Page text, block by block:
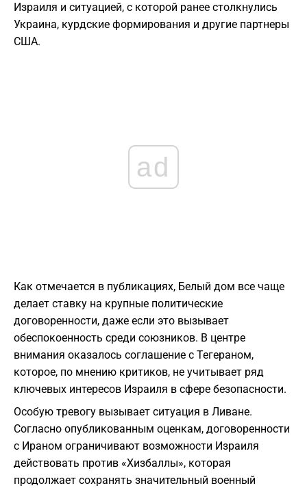
Израиля и ситуацией, с которой ранее столкнулись
Украина, курдские формирования и другие партнеры
США.
ad
Как отмечается в публикациях, Белый дом все чаще
делает ставку на крупные политические
договоренности, даже если это вызывает
обеспокоенность среди союзников. В центре
внимания оказалось соглашение с Тегераном,
которое, по мнению критиков, не учитывает ряд
ключевых интересов Израиля в сфере безопасности.
Особую тревогу вызывает ситуация в Ливане.
Согласно опубликованным оценкам, договоренности
с Ираном ограничивают возможности Израиля
действовать против «Хизбаллы», которая
продолжает сохранять значительный военный